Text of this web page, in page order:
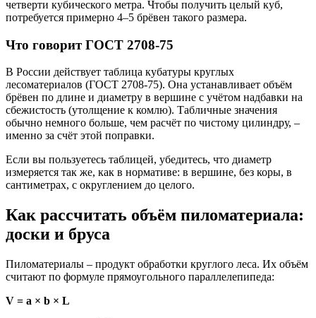
четверти кубического метра. Чтобы получить целый куб,
потребуется примерно 4–5 брёвен такого размера.
Что говорит ГОСТ 2708-75
В России действует таблица кубатуры круглых
лесоматериалов (ГОСТ 2708-75). Она устанавливает объём
брёвен по длине и диаметру в вершине с учётом надбавки на
сбежистость (утолщение к комлю). Табличные значения
обычно немного больше, чем расчёт по чистому цилиндру, –
именно за счёт этой поправки.
Если вы пользуетесь таблицей, убедитесь, что диаметр
измеряется так же, как в нормативе: в вершине, без коры, в
сантиметрах, с округлением до целого.
Как рассчитать объём пиломатериала:
доски и бруса
Пиломатериалы – продукт обработки круглого леса. Их объём
считают по формуле прямоугольного параллелепипеда:
V = a × b × L